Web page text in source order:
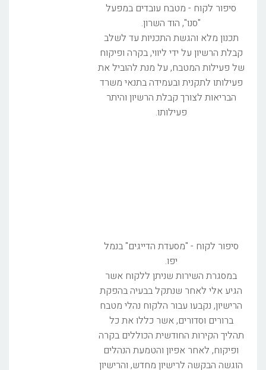
סיפור לקוח - מטבח עובדים במפעל
"סנו", הוד השרון.
תכנון מלא והגשת התכניות עד לשלב
קבלת הרשיון על ידי ליווי, בקרה ופיקוח
של פעילות המטבח, על מנת להוביל את
פעילותו לתקנית ובעמידה בתנאי משרד
הבריאות לצורך קבלת הרשיון והיתר
פעילותו.
סיפור לקוח - "מסעדת הדייגים" בנמל
יפו.
במסגרת השירות שניתן ללקוח אשר
הגיע אלי לאחר שנתקל בבעיה בהפקת
הרישיון, נקבעו עבור הלקוח נהלי מטבח
ברורים וסדורים, אשר כללו את כל
תהליך הקירות החודשית הכוללים בקרה
ופיקוח, לאחר אפיון והטמעת הנהלים
הוגשה הבקשה לרישיון מחדש, והרישיון